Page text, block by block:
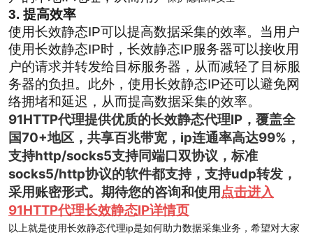
3. 提高效率
使用长效静态IP可以提高数据采集的效率。当用户
使用长效静态IP时，长效静态IP服务器可以接收用
户的请求并转发给目标服务器，从而减轻了目标服
务器的负担。此外，使用长效静态IP还可以避免网
络拥堵和延迟，从而提高数据采集的效率。
91HTTP代理提供优质的长效静态代理IP，覆盖全
国70+地区，共享百兆带宽，ip连通率高达99%，
支持http/socks5支持同端口双协议，标准
socks5/http协议的软件都支持，支持udp转发，
采用账密形式。期待您的咨询和使用 点击进入
91HTTP代理长效静态IP详情页
以上就是使用长效静态代理ip是如何助力数据采集业务，希望对大家